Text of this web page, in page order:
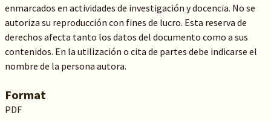
enmarcados en actividades de investigación y docencia. No se
autoriza su reproducción con fines de lucro. Esta reserva de
derechos afecta tanto los datos del documento como a sus
contenidos. En la utilización o cita de partes debe indicarse el
nombre de la persona autora.
Format
PDF